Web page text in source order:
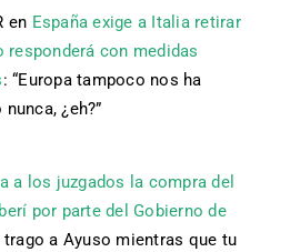
en España exige a Italia retirar
responderá con medidas
: “Europa tampoco nos ha
¿eh?”
a los juzgados la compra del
por parte del Gobierno de
trago a Ayuso mientras que tu